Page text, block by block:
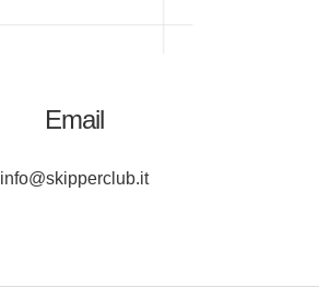
Email
info@skipperclub.it